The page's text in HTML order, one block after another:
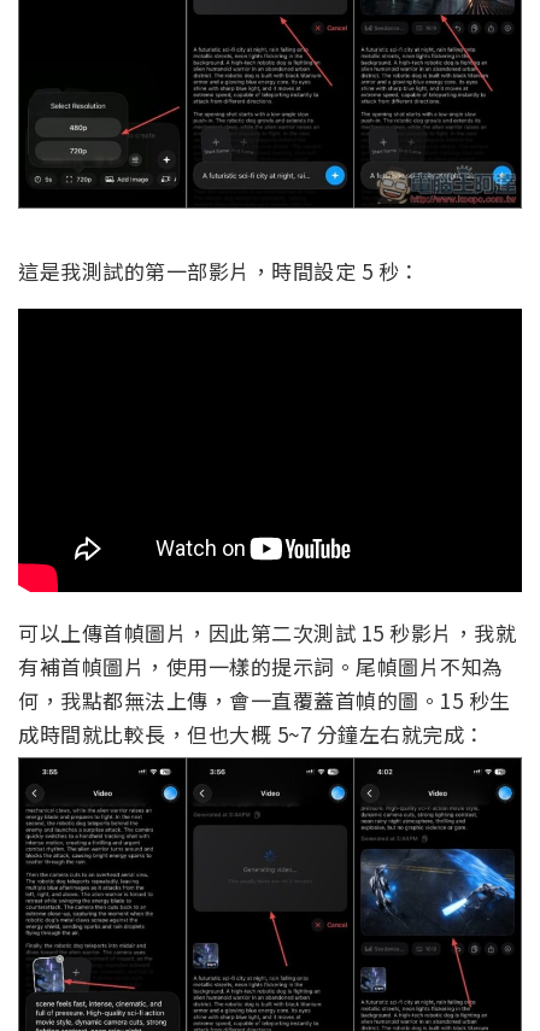
這是我測試的第一部影片，時間設定 5 秒：
可以上傳首幀圖片，因此第二次測試 15 秒影片，我就
有補首幀圖片，使用一樣的提示詞。尾幀圖片不知為
何，我點都無法上傳，會一直覆蓋首幀的圖。15 秒生
成時間就比較長，但也大概 5~7 分鐘左右就完成：